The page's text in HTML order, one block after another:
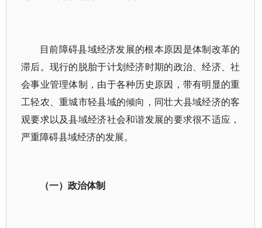
目前障碍县域经济发展的根本原因是体制改革的
滞后。现行的脱胎于计划经济时期的政治、经济、社
会事业管理体制，由于各种历史原因，带有明显的重
工轻农、重城市轻县域的倾向，同壮大县域经济的客
观要求以及县域经济社会和谐发展的要求很不适应，
严重障碍县域经济的发展。
（一）政治体制